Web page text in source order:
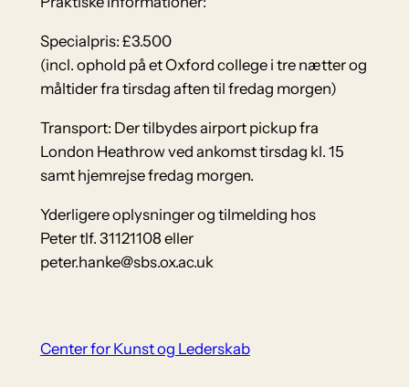
Specialpris: £3.500
(incl. ophold på et Oxford college i tre nætter og
måltider fra tirsdag aften til fredag morgen)
Transport: Der tilbydes airport pickup fra
London Heathrow ved ankomst tirsdag kl. 15
samt hjemrejse fredag morgen.
Yderligere oplysninger og tilmelding hos
Peter tlf. 31121108 eller
peter.hanke@sbs.ox.ac.uk
Center for Kunst og Lederskab